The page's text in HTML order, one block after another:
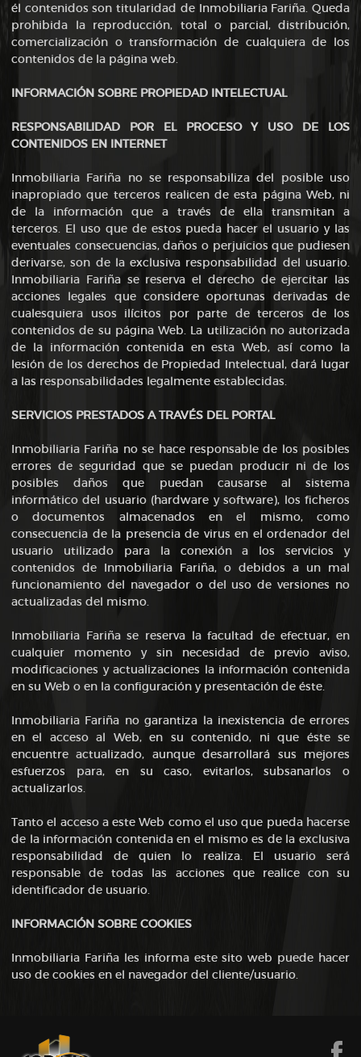
él contenidos son titularidad de Inmobiliaria Fariña. Queda
prohibida la reproducción, total o parcial, distribución,
comercialización o transformación de cualquiera de los
contenidos de la página web.
INFORMACIÓN SOBRE PROPIEDAD INTELECTUAL
RESPONSABILIDAD POR EL PROCESO Y USO DE LOS
CONTENIDOS EN INTERNET
Inmobiliaria Fariña no se responsabiliza del posible uso
inapropiado que terceros realicen de esta página Web, ni
de la información que a través de ella transmitan a
terceros. El uso que de estos pueda hacer el usuario y las
eventuales consecuencias, daños o perjuicios que pudiesen
derivarse, son de la exclusiva responsabilidad del usuario.
Inmobiliaria Fariña se reserva el derecho de ejercitar las
acciones legales que considere oportunas derivadas de
cualesquiera usos ilícitos por parte de terceros de los
contenidos de su página Web. La utilización no autorizada
de la información contenida en esta Web, así como la
lesión de los derechos de Propiedad Intelectual, dará lugar
a las responsabilidades legalmente establecidas.
SERVICIOS PRESTADOS A TRAVÉS DEL PORTAL
Inmobiliaria Fariña no se hace responsable de los posibles
errores de seguridad que se puedan producir ni de los
posibles daños que puedan causarse al sistema
informático del usuario (hardware y software), los ficheros
o documentos almacenados en el mismo, como
consecuencia de la presencia de virus en el ordenador del
usuario utilizado para la conexión a los servicios y
contenidos de Inmobiliaria Fariña, o debidos a un mal
funcionamiento del navegador o del uso de versiones no
actualizadas del mismo.
Inmobiliaria Fariña se reserva la facultad de efectuar, en
cualquier momento y sin necesidad de previo aviso,
modificaciones y actualizaciones la información contenida
en su Web o en la configuración y presentación de éste.
Inmobiliaria Fariña no garantiza la inexistencia de errores
en el acceso al Web, en su contenido, ni que éste se
encuentre actualizado, aunque desarrollará sus mejores
esfuerzos para, en su caso, evitarlos, subsanarlos o
actualizarlos.
Tanto el acceso a este Web como el uso que pueda hacerse
de la información contenida en el mismo es de la exclusiva
responsabilidad de quien lo realiza. El usuario será
responsable de todas las acciones que realice con su
identificador de usuario.
INFORMACIÓN SOBRE COOKIES
Inmobiliaria Fariña les informa este sito web puede hacer
uso de cookies en el navegador del cliente/usuario.